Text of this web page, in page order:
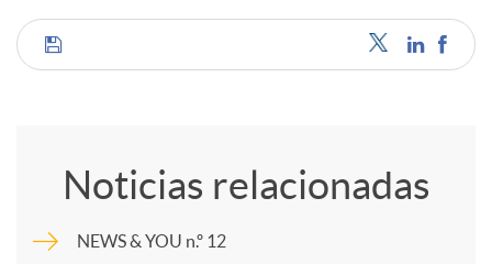
C
m
Noticias relacionadas
NEWS & YOU n.º 12